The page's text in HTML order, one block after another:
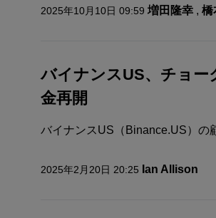
2025年10月10日 09:59 増田隆幸 , 橋
バイナンスUS、チョー
金再開
バイナンスUS（Binance.US）の
2025年2月20日 20:25 Ian Allison